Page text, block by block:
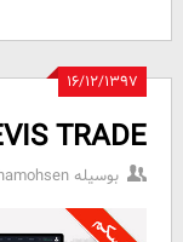
۱۶/۱۲/۱۳۹۷
TRADE
بوسیله